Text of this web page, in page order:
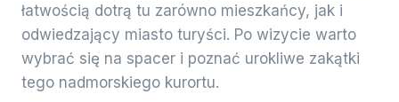
łatwością dotrą tu zarówno mieszkańcy, jak i
odwiedzający miasto turyści. Po wizycie warto
wybrać się na spacer i poznać urokliwe zakątki
tego nadmorskiego kurortu.